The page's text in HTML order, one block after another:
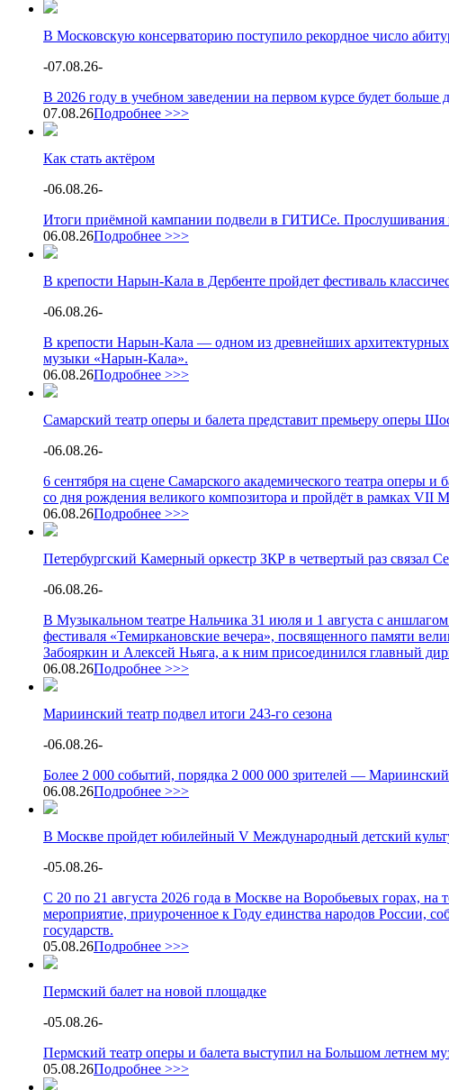
В Московскую консерваторию поступило рекордное число
-07.08.26-
В 2026 году в учебном заведении на первом курсе будет
07.08.26Подробнее >>>
Как стать актёром
-06.08.26-
Итоги приёмной кампании подвели в ГИТИСе. Прослушивания
06.08.26Подробнее >>>
В крепости Нарын-Кала в Дербенте пройдет фестиваль
-06.08.26-
В крепости Нарын-Кала — одном из древнейших
музыки «Нарын-Кала».
06.08.26Подробнее >>>
Самарский театр оперы и балета представит премьеру оперы
-06.08.26-
6 сентября на сцене Самарского академического театра
со дня рождения великого композитора и пройдёт в рамках VII
06.08.26Подробнее >>>
Петербургский Камерный оркестр ЗКР в четвертый раз связал
-06.08.26-
В Музыкальном театре Нальчика 31 июля и 1 августа с
фестиваля «Темиркановские вечера», посвященного памяти
Забояркин и Алексей Ньяга, а к ним присоединился главный
06.08.26Подробнее >>>
Мариинский театр подвел итоги 243-го сезона
-06.08.26-
Более 2 000 событий, порядка 2 000 000 зрителей — Мариинский
06.08.26Подробнее >>>
В Москве пройдет юбилейный V Международный детский
-05.08.26-
С 20 по 21 августа 2026 года в Москве на Воробьевых горах,
мероприятие, приуроченное к Году единства народов России,
государств.
05.08.26Подробнее >>>
Пермский балет на новой площадке
-05.08.26-
Пермский театр оперы и балета выступил на Большом летнем
05.08.26Подробнее >>>